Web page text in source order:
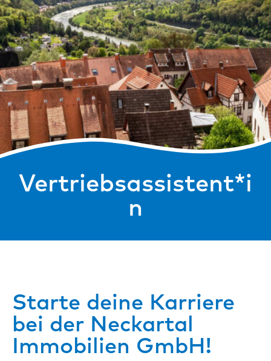
Vertriebsassistent*i
n
Starte deine Karriere
bei der Neckartal
Immobilien GmbH!